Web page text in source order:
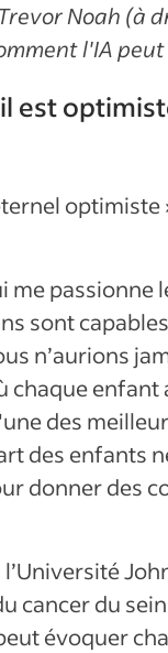
Noah (à
l'IA
est
optimiste
me
sont
n’aurions
des
des enfants
donner des
cancer du
évoquer